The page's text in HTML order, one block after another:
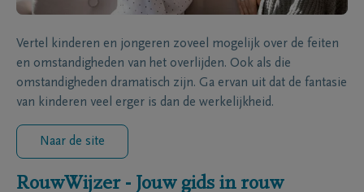
Vertel kinderen en jongeren zoveel mogelijk over de feiten
en omstandigheden van het overlijden. Ook als die
omstandigheden dramatisch zijn. Ga ervan uit dat de fantasie
van kinderen veel erger is dan de werkelijkheid.
Naar de site
RouwWijzer - Jouw gids in rouw